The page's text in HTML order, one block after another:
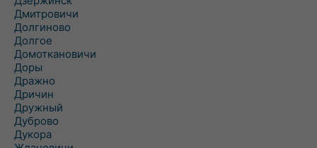
Дмитровичи
Долгиново
Долгое
Домоткановичи
Доры
Дражно
Дричин
Дружный
Дуброво
Дукора